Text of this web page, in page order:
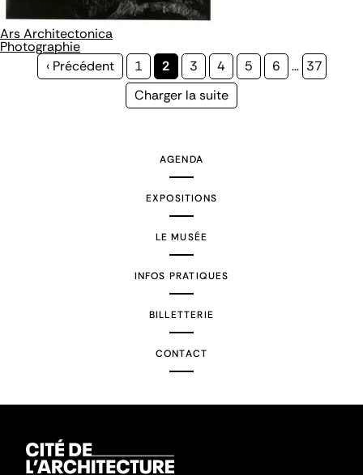
Ars Architectonica
Photographie
Page
‹ Précédent Page
1
Page
courante
2 Page
3 Page
4 Page
5 Page
6 … Page
37
Page
Charger la suite
AGENDA
EXPOSITIONS
LE MUSÉE
INFOS PRATIQUES
BILLETTERIE
CONTACT